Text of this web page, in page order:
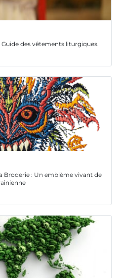
des vêtements liturgiques.
Broderie : Un emblème vivant de